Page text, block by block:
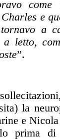
e
tornavo a
letto,
”.
la
e
prima di